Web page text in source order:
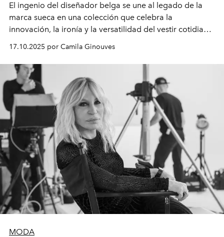
El ingenio del diseñador belga se une al legado de la
marca sueca en una colección que celebra la
innovación, la ironía y la versatilidad del vestir cotidiano.
L’OFFICIEL Chile fue parte de la rueda de prensa donde
Glenn Martens y Ann-Sofie Johansson, asesora creativa
y jefa de diseño global de H&M, compartieron detalles
del proceso creativo y su visión detrás de esta
colaboración.
17.10.2025 por Camila Ginouves
MODA